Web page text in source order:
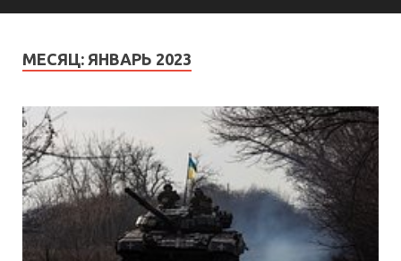
МЕСЯЦ: ЯНВАРЬ 2023